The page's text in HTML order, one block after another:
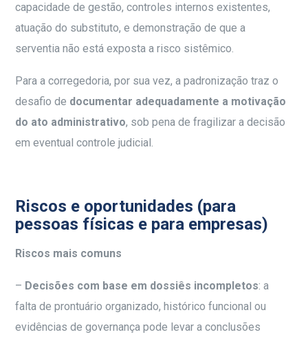
capacidade de gestão, controles internos existentes,
atuação do substituto, e demonstração de que a
serventia não está exposta a risco sistêmico.
Para a corregedoria, por sua vez, a padronização traz o
desafio de documentar adequadamente a motivação
do ato administrativo, sob pena de fragilizar a decisão
em eventual controle judicial.
Riscos e oportunidades (para
pessoas físicas e para empresas)
Riscos mais comuns
– Decisões com base em dossiês incompletos: a
falta de prontuário organizado, histórico funcional ou
evidências de governança pode levar a conclusões